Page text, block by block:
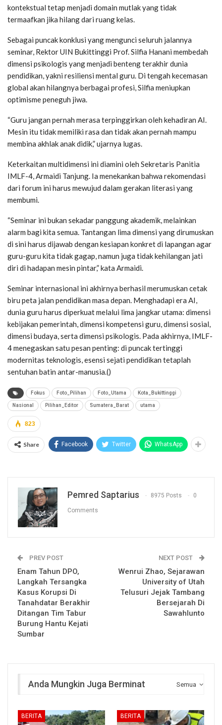
kontekstual tetap menjadi domain mutlak yang tidak
termaafkan jika hilang dari ruang kelas.
Sebagai puncak konklusi yang mengunci seluruh jalannya
seminar, Rektor UIN Bukittinggi Prof. Silfia Hanani membedah
dimensi psikologis yang menjadi benteng terakhir dunia
pendidikan, yakni resiliensi mental guru. Di tengah kecemasan
global akan hilangnya berbagai profesi, Silfia meniupkan
optimisme peneguh jiwa.
“Guru jangan pernah merasa terpinggirkan oleh kehadiran AI.
Mesin itu tidak memiliki rasa dan tidak akan pernah mampu
membina akhlak anak didik,” ujarnya lugas.
Keterkaitan multidimensi ini diamini oleh Sekretaris Panitia
IMLF-4, Armaidi Tanjung. Ia menekankan bahwa rekomendasi
dari forum ini harus mewujud dalam gerakan literasi yang
membumi.
“Seminar ini bukan sekadar panggung akademik, melainkan
alarm bagi kita semua. Tantangan lima dimensi yang dirumuskan
di sini harus dijawab dengan kesiapan konkret di lapangan agar
guru-guru kita tidak gagap, namun juga tidak kehilangan jati
diri di hadapan mesin pintar,” kata Armaidi.
Seminar internasional ini akhirnya berhasil merumuskan cetak
biru peta jalan pendidikan masa depan. Menghadapi era AI,
dunia guru harus diperkuat melalui lima jangkar utama: dimensi
kebijakan pemerintah, dimensi kompetensi guru, dimensi sosial,
dimensi budaya, serta dimensi psikologis. Pada akhirnya, IMLF-
4 menegaskan satu pesan penting: di puncak tertinggi
modernitas teknologis, esensi sejati pendidikan tetaplah
sentuhan batin antar-manusia.()
Fokus Foto_Pilihan Foto_Utama Kota_Bukittinggi
Nasional Pilihan_Editor Sumatera_Barat utama
823
Share Facebook Twitter WhatsApp
Pemred Saptarius 8975 Posts 0
Comments
PREV POST
Enam Tahun DPO,
Langkah Tersangka
Kasus Korupsi Di
Tanahdatar Berakhir
Ditangan Tim Tabur
Burung Hantu Kejati
Sumbar
NEXT POST
Wenrui Zhao, Sejarawan
University of Utah
Telusuri Jejak Tambang
Bersejarah Di
Sawahlunto
Semua
Anda Mungkin Juga Berminat
BERITA BERITA